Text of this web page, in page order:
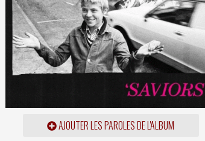
AJOUTER LES PAROLES DE L'ALBUM